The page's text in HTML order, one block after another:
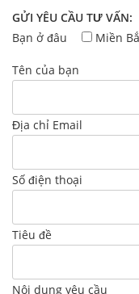
GỬI YÊU CẦU TƯ VẤN:
Bạn ở đâu
Miền
Tên của bạn
Địa chỉ Email
Số điện thoại
Tiêu đề
Nội dung yêu cầu